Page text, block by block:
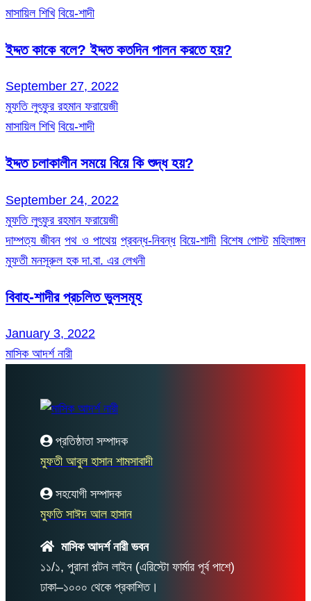
মাসায়িল শিখি বিয়ে-শাদী
ইদ্দত কাকে বলে? ইদ্দত কতদিন পালন করতে হয়?
September 27, 2022
মুফতি লুৎফুর রহমান ফরায়েজী
মাসায়িল শিখি বিয়ে-শাদী
ইদ্দত চলাকালীন সময়ে বিয়ে কি শুদ্ধ হয়?
September 24, 2022
মুফতি লুৎফুর রহমান ফরায়েজী
দাম্পত্য জীবন পথ ও পাথেয় প্রবন্ধ-নিবন্ধ বিয়ে-শাদী বিশেষ পোস্ট মহিলাঙ্গন
মুফতী মনসূরুল হক দা.বা. এর লেখনী
বিবাহ-শাদীর প্রচলিত ভুলসমূহ
January 3, 2022
মাসিক আদর্শ নারী
প্রতিষ্ঠাতা সম্পাদক
মুফতী আবুল হাসান শামসাবাদী
সহযোগী সম্পাদক
মুফতি সাঈদ আল হাসান
মাসিক আদর্শ নারী ভবন
১১/১, পুরানা পল্টন লাইন (এরিস্টো ফার্মার পূর্ব পাশে)
ঢাকা–১০০০ থেকে প্রকাশিত।